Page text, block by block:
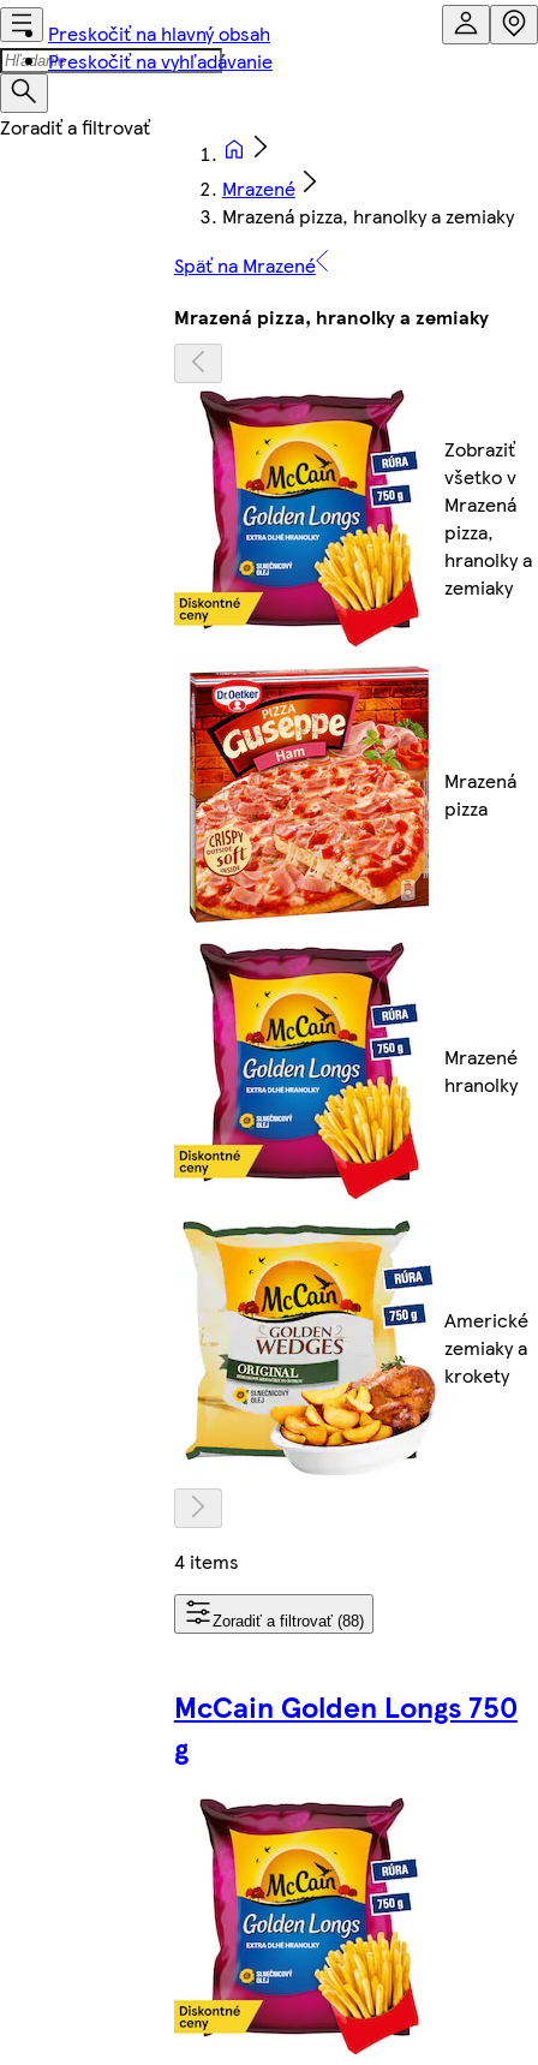
Preskočiť na hlavný obsah
Preskočiť na vyhľadávanie
Mrazené
Mrazená pizza, hranolky a zemiaky
Späť na Mrazené
Mrazená pizza, hranolky a zemiaky
Zobraziť
všetko v
Mrazená
pizza,
hranolky a
zemiaky
Mrazená
pizza
Mrazené
hranolky
Americké
zemiaky a
krokety
4 items
Zoradiť a filtrovať (88)
McCain Golden Longs 750
g